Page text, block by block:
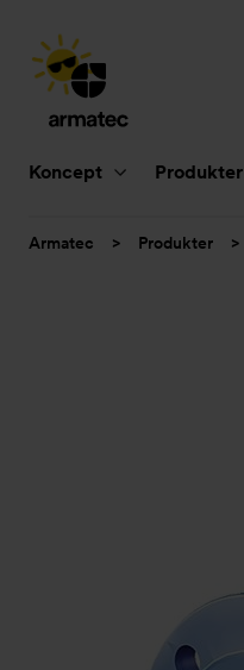
Koncept Produkter
Du
Armatec > Produkter >